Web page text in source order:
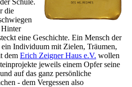
die
Hinter
eine Geschichte. Ein Mensch der
ein Individuum mit Zielen, Träumen,
dem Erich Zeigner Haus e.V. wollen
jeweils einem Opfer seine
auf das ganz persönliche
- dem Vergessen also